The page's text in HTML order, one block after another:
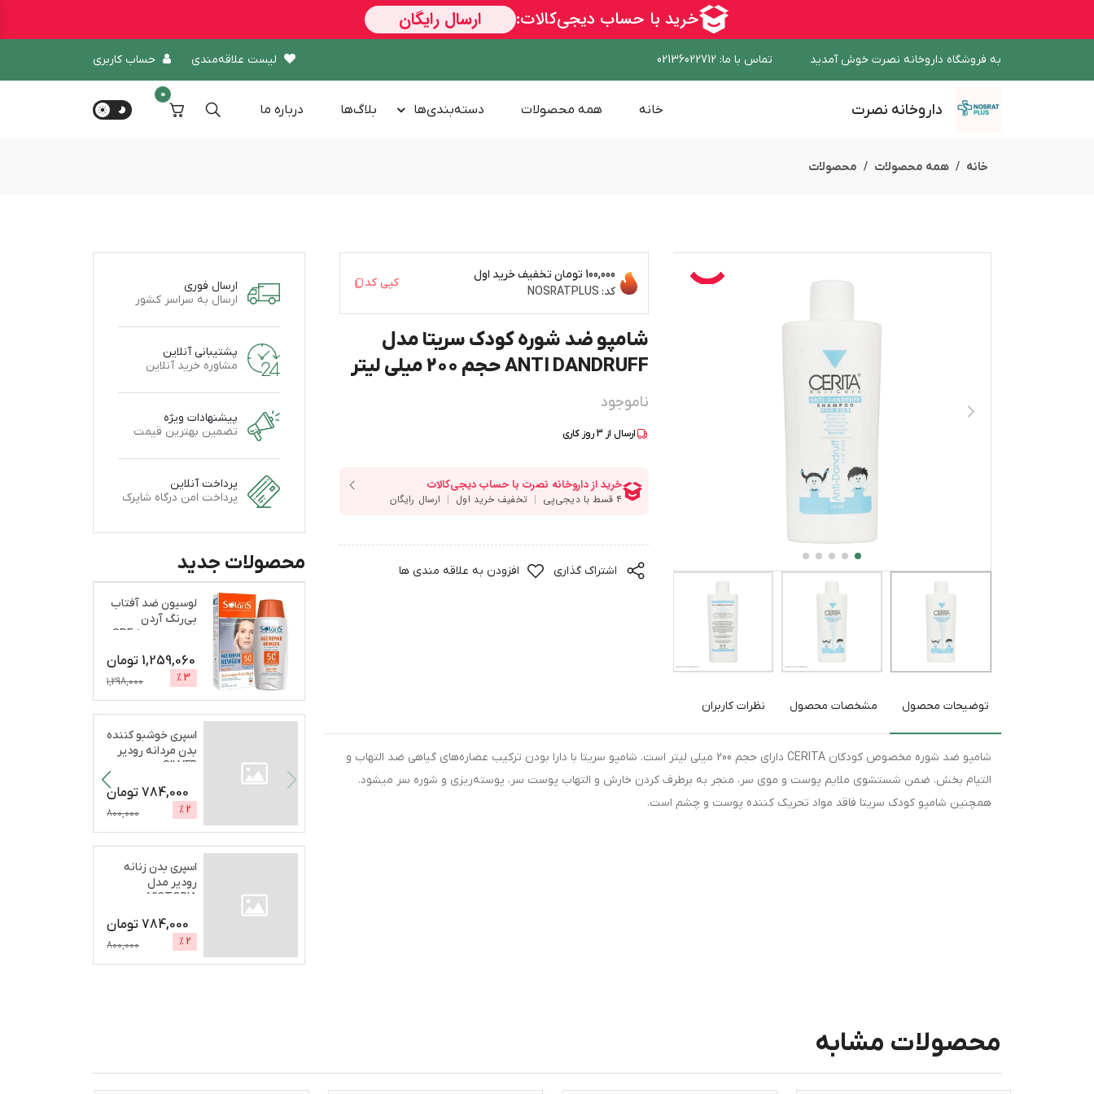
به فروشگاه داروخانه نصرت خوش آمدید تماس با ما:
02136022712 لیست علاقه‌مندی حساب کاربری
داروخانه نصرت خانه همه محصولات دسته‌بندی‌ها بلاگ‌ها درباره‌ ما
0
خانه همه محصولات محصولات
100,000 تومان
تخفیف خرید اول
کد: NOSRATPLUS
کپی کد
شامپو ضد شوره کودک سریتا مدل
ANTI DANDRUFF حجم 200 میلی لیتر
ناموجود
ارسال از 3روز کاری
اشتراک گذاری افزودن به علاقه مندی ها
توضیحات محصول مشخصات محصول نظرات کاربران
شامپو ضد شوره مخصوص کودکان CERITA دارای حجم 200 میلی لیتر است. شامپو سریتا با دارا بودن ترکیب عصاره‌های گیاهی ضد التهاب و
التیام بخش، ضمن شستشوی ملایم پوست و موی سر، منجر به برطرف کردن خارش و التهاب پوست سر، پوسته‌ریزی و شوره سر میشود.
همچنین شامپو کودک سریتا فاقد مواد تحریک کننده پوست و چشم است.
ارسال فوری
ارسال به سراسر کشور
پشتیبانی آنلاین
مشاوره خرید آنلاین
پیشنهادات ویژه
تضمین بهترین قیمت
پرداخت آنلاین
پرداخت امن درگاه شاپرک
محصولات جدید
لوسیون ضد آفتاب
بی‌رنگ آردن
1,259,060 تومان
3
%
1,298,000
اسپری خوشبو کننده
بدن مردانه رودیر
SILVER
784,000 تومان
2
%
800,000
اسپری بدن زنانه
رودیر مدل
VICTORIA
...
784,000 تومان
2
%
800,000
محصولات مشابه